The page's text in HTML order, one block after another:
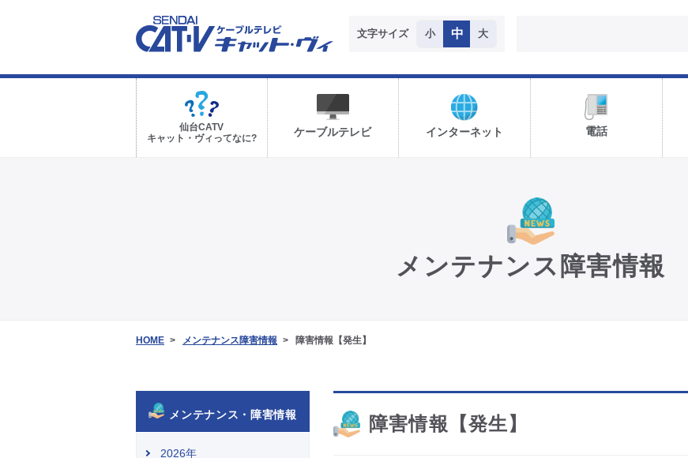
文字サイズ 小 中 大
仙台CATV
キャット・ヴィってなに?
ケーブルテレビ インターネット 電話
メンテナンス障害情報
HOME メンテナンス障害情報 障害情報【発生】
障害情報【発生】
メンテナンス・障害情報
2026年